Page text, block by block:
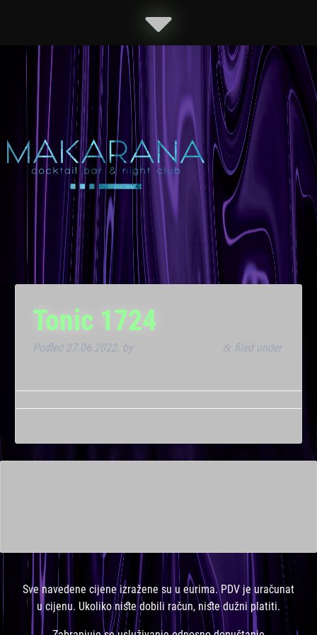
Tonic 1724
Posted 27.06.2022. by & filed under
.
Sve navedene cijene izražene su u eurima. PDV je uračunat
u cijenu. Ukoliko niste dobili račun, niste dužni platiti.